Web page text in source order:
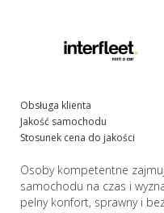
Obsługa klienta
Jakość samochodu
Stosunek cena do jakości
Osoby kompetentne
samochodu na czas i
pelny konfort, sprawny i